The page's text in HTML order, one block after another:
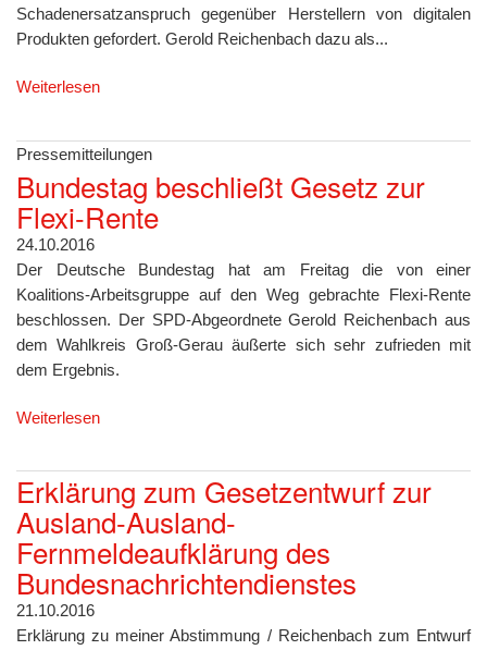
Schadenersatzanspruch gegenüber Herstellern von digitalen
Produkten gefordert. Gerold Reichenbach dazu als...
Weiterlesen
Pressemitteilungen
Bundestag beschließt Gesetz zur
Flexi-Rente
24.10.2016
Der Deutsche Bundestag hat am Freitag die von einer
Koalitions-Arbeitsgruppe auf den Weg gebrachte Flexi-Rente
beschlossen. Der SPD-Abgeordnete Gerold Reichenbach aus
dem Wahlkreis Groß-Gerau äußerte sich sehr zufrieden mit
dem Ergebnis.
Weiterlesen
Erklärung zum Gesetzentwurf zur
Ausland-Ausland-
Fernmeldeaufklärung des
Bundesnachrichtendienstes
21.10.2016
Erklärung zu meiner Abstimmung / Reichenbach zum Entwurf